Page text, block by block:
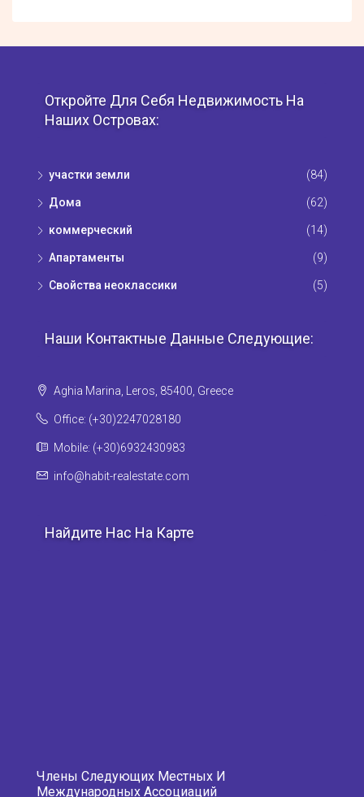
Откройте Для Себя Недвижимость На
Наших Островах:
участки земли (84)
Дома (62)
коммерческий (14)
Апартаменты (9)
Свойства неоклассики (5)
Наши Контактные Данные Следующие:
Aghia Marina, Leros, 85400, Greece
Office: (+30)2247028180
Mobile: (+30)6932430983
info@habit-realestate.com
Найдите Нас На Карте
Члены Следующих Местных И
Международных Ассоциаций